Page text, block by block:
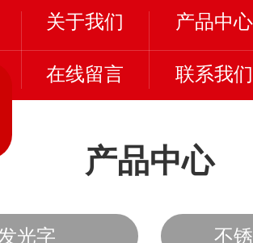
关于我们 产品中心
在线留言 联系我们
产品中心
光字 不